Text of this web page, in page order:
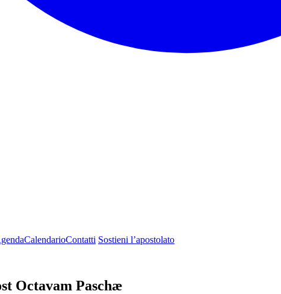
CalendarioContatti Sostieni l’apostolato
Octavam Paschæ